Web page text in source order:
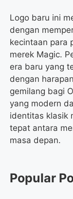
Logo baru ini
dengan
kecintaan para
merek Magic.
era baru yang
dengan
gemilang bagi
yang modern
identitas klasik
tepat antara
masa depan.
Popular